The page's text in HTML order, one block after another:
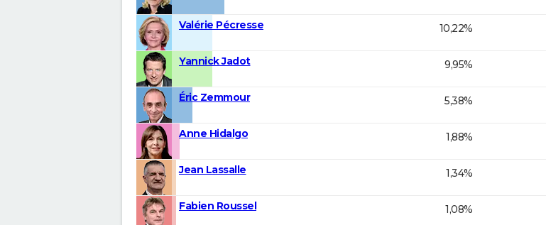
Valérie Pécresse 10,22%
Yannick Jadot 9,95%
Éric Zemmour 5,38%
Anne Hidalgo 1,88%
Jean Lassalle 1,34%
Fabien Roussel 1,08%